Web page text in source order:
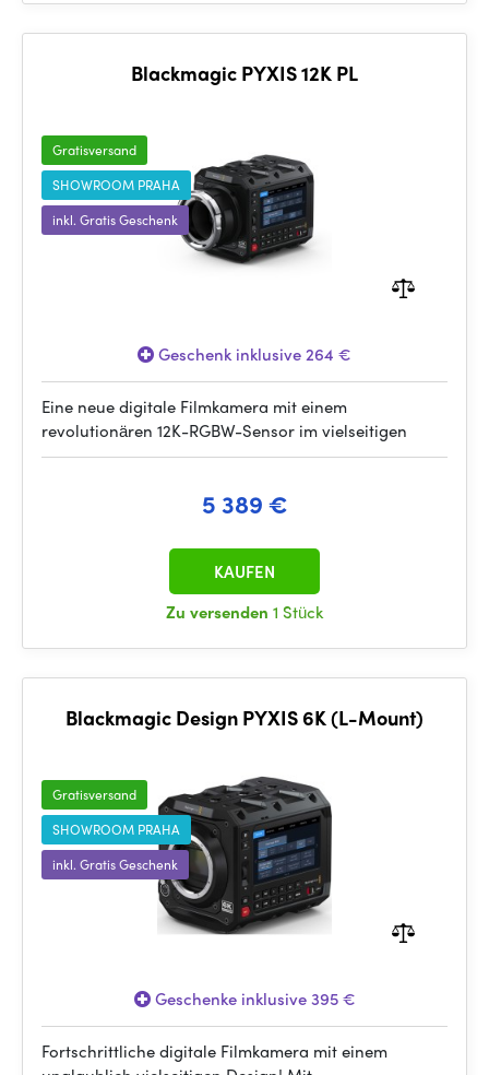
Blackmagic PYXIS 12K PL
Gratisversand
SHOWROOM PRAHA
inkl. Gratis Geschenk
Geschenk inklusive 264 €
Eine neue digitale Filmkamera mit einem
revolutionären 12K-RGBW-Sensor im vielseitigen
5 389 €
Zu versenden 1 Stück
KAUFEN
Blackmagic Design PYXIS 6K (L-Mount)
Gratisversand
SHOWROOM PRAHA
inkl. Gratis Geschenk
Geschenke inklusive 395 €
Fortschrittliche digitale Filmkamera mit einem